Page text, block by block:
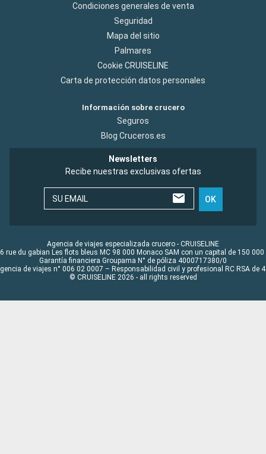
Condiciones generales de venta
Seguridad
Mapa del sitio
Palmares
Cookie CRUISELINE
Carta de protección datos personales
Información sobre crucero
Seguros
Blog Cruceros.es
Newsletters
Recibe nuestras exclusivas ofertas
SU EMAIL OK
Agencia de viajes especializada crucero - CRUISELINE
rue du gabian Les flots bleus MC 98 000 Monaco SAM con un capital de 150 000
Garantía financiera Groupama N° de póliza 4000717380/0
de viajes n° 006 02 0007 – Responsabilidad civil y profesional RC RSA de
© CRUISELINE 2026 - all rights reserved